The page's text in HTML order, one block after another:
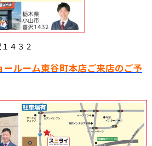
４３２
ルーム東谷町本店ご来店のご予